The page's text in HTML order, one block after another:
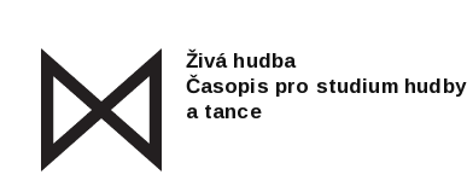
Živá hudba
Časopis pro studium hudby
a tance